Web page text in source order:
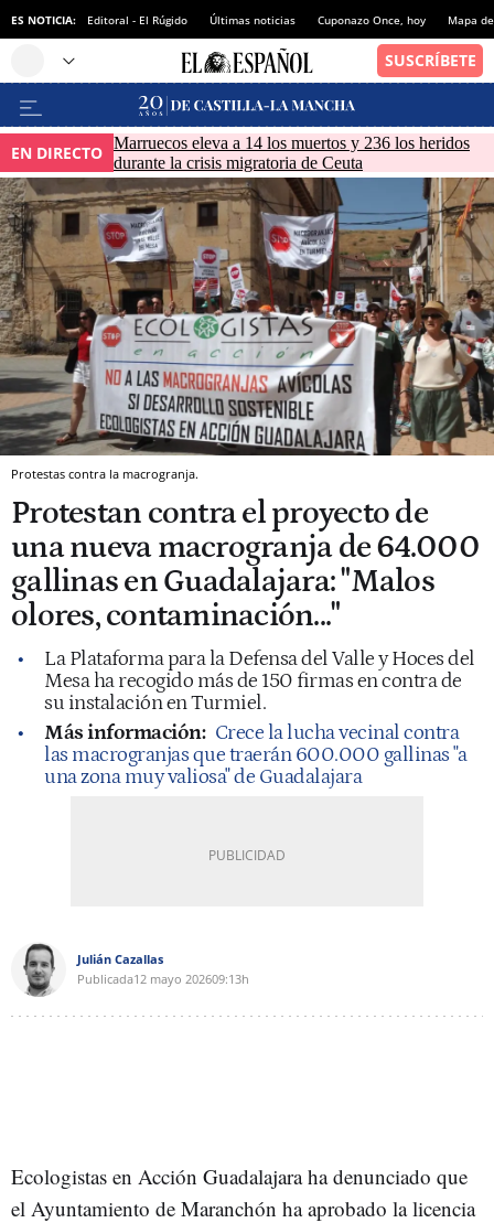
ES NOTICIA: Editoral - El Rúgido Últimas noticias Cuponazo Once, hoy Mapa
EN DIRECTO Marruecos eleva a 14 los muertos y 236 los heridos
durante la crisis migratoria de Ceuta
Protestas contra la macrogranja.
Protestan contra el proyecto de
una nueva macrogranja de 64.000
gallinas en Guadalajara: "Malos
olores, contaminación..."
La Plataforma para la Defensa del Valle y Hoces del
Mesa ha recogido más de 150 firmas en contra de
su instalación en Turmiel.
Más información: Crece la lucha vecinal contra
las macrogranjas que traerán 600.000 gallinas "a
una zona muy valiosa" de Guadalajara
Julián Cazallas
Publicada12 mayo 202609:13h
Ecologistas en Acción Guadalajara ha denunciado que
el Ayuntamiento de Maranchón ha aprobado la licencia